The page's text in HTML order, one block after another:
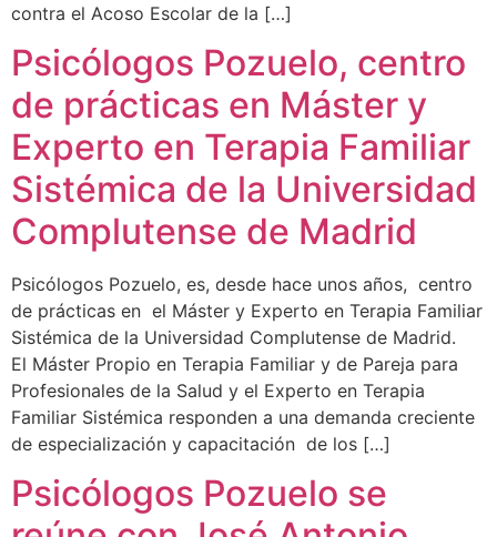
contra el Acoso Escolar de la […]
Psicólogos Pozuelo, centro
de prácticas en Máster y
Experto en Terapia Familiar
Sistémica de la Universidad
Complutense de Madrid
Psicólogos Pozuelo, es, desde hace unos años, centro
de prácticas en el Máster y Experto en Terapia Familiar
Sistémica de la Universidad Complutense de Madrid.
El Máster Propio en Terapia Familiar y de Pareja para
Profesionales de la Salud y el Experto en Terapia
Familiar Sistémica responden a una demanda creciente
de especialización y capacitación de los […]
Psicólogos Pozuelo se